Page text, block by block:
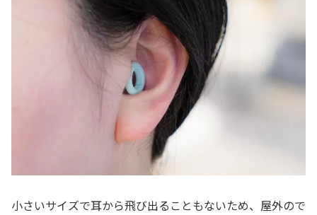
小さいサイズで耳から飛び出ることもないため、屋外ので